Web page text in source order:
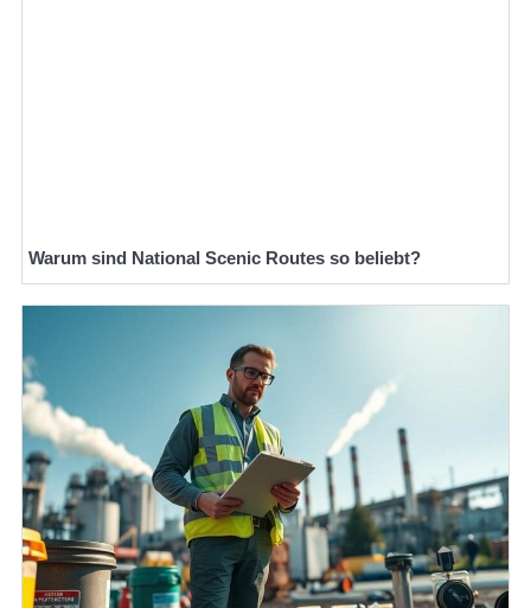
Warum sind National Scenic Routes so beliebt?